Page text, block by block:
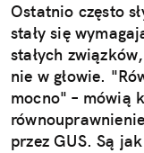
Ostatnio często
stały się
stałych
nie w głowie.
mocno" – mówią
przez GUS. Są